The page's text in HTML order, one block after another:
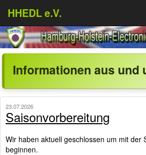
HHEDL e.V.
Informationen aus und
23.07.2026
Saisonvorbereitung
Wir haben aktuell geschlossen um mit der
beginnen.